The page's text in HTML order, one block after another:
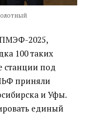
2025,
100 таких
станции под
приняли
и Уфы.
единый